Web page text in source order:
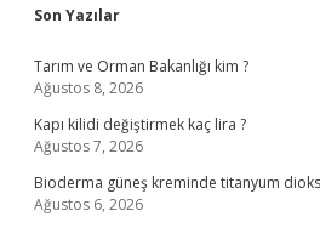
Sidebar
Son Yazılar
Tarım ve Orman Bakanlığı kim ?
Ağustos 8, 2026
Kapı kilidi değiştirmek kaç lira ?
Ağustos 7, 2026
Bioderma güneş kreminde titanyum
Ağustos 6, 2026